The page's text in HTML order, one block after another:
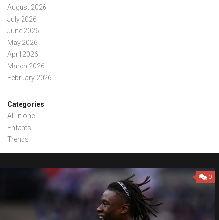
August 2026
July 2026
June 2026
May 2026
April 2026
March 2026
February 2026
Categories
All in one
Enfants
Trends
0